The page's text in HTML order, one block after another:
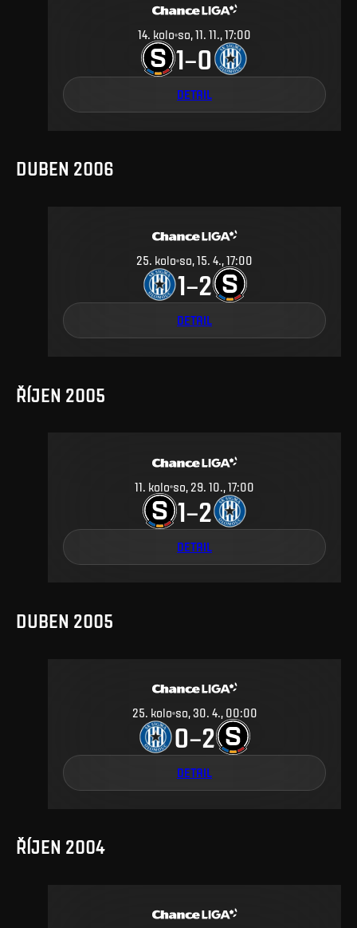
14. kolo so, 11. 11., 17:00
1–0
DETAIL
DUBEN 2006
25. kolo so, 15. 4., 17:00
1–2
DETAIL
ŘÍJEN 2005
11. kolo so, 29. 10., 17:00
1–2
DETAIL
DUBEN 2005
25. kolo so, 30. 4., 00:00
0–2
DETAIL
ŘÍJEN 2004